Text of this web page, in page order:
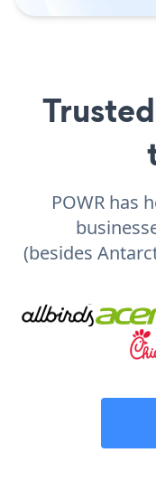
POWR has
(besides